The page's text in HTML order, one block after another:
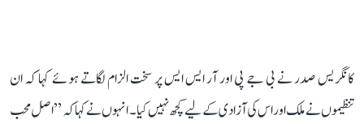
کانگریس صدر نے بی جے پی اور آر ایس ایس پر سخت الزام لگاتے ہوئے کہا کہ ان
تنظیموں نے ملک اور اس کی آزادی کے لیے کچھ نہیں کیا۔ انہوں نے کہا کہ ’’اصل محب